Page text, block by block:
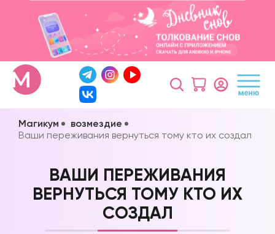
Магикум
возмездие
Ваши переживания вернуться тому кто их создал
ВАШИ ПЕРЕЖИВАНИЯ
ВЕРНУТЬСЯ ТОМУ КТО ИХ
СОЗДАЛ